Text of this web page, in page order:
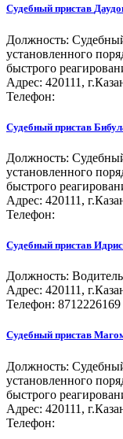
Судебный пристав
Должность:
установленного
быстрого
Адрес: 420111,
Телефон:
Судебный пристав
Должность:
установленного
быстрого
Адрес: 420111,
Телефон:
Судебный пристав
Должность:
Адрес: 420111,
Телефон: 8712226169
Судебный пристав
Должность:
установленного
быстрого
Адрес: 420111,
Телефон: